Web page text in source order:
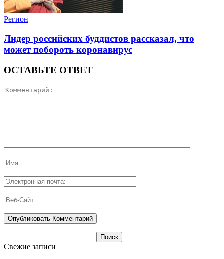
Регион
Лидер российских буддистов рассказал, что
может побороть коронавирус
ОСТАВЬТЕ ОТВЕТ
Свежие записи